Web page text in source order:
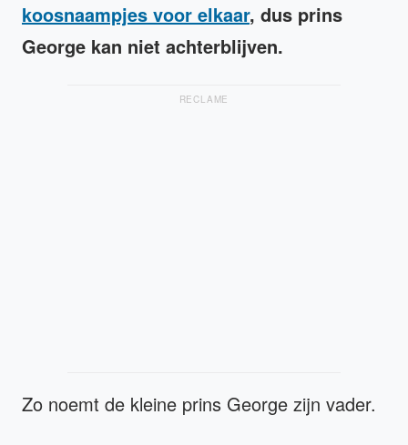
koosnaampjes voor elkaar, dus prins
George kan niet achterblijven.
RECLAME
Zo noemt de kleine prins George zijn vader.